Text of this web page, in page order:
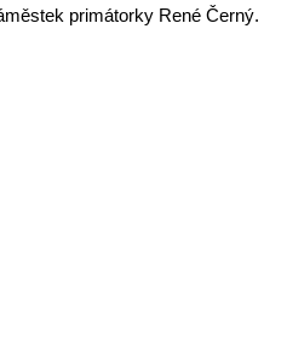
primátorky René Černý.